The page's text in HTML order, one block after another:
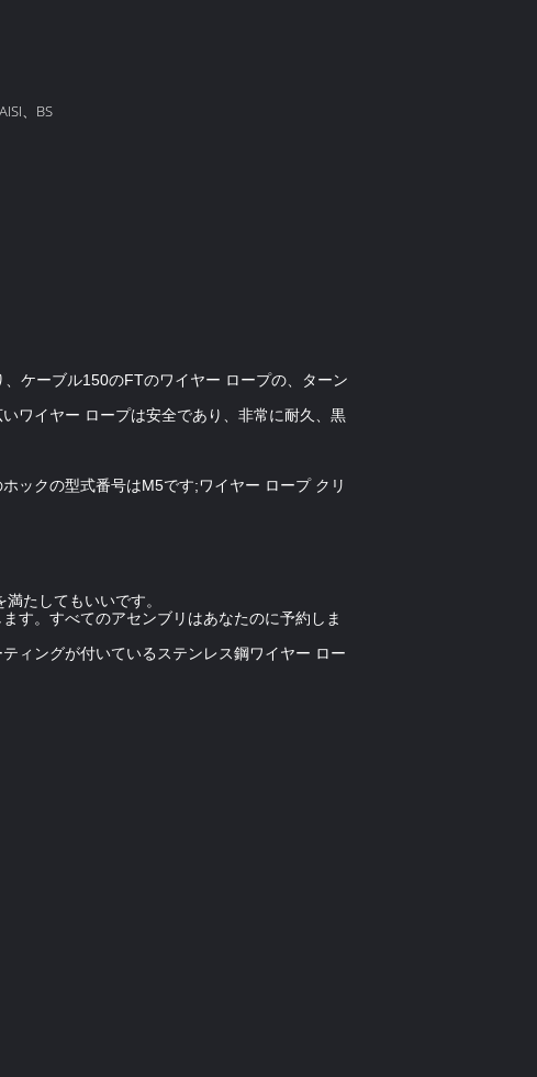
、BS
ケーブル150のFTのワイヤー ロープの、ターン
ワイヤー ロープは安全であり、非常に耐久、黒
ックの型式番号はM5です;ワイヤー ロープ クリ
たしてもいいです。
す。すべてのアセンブリはあなたのに予約しま
ィングが付いているステンレス鋼ワイヤー ロー